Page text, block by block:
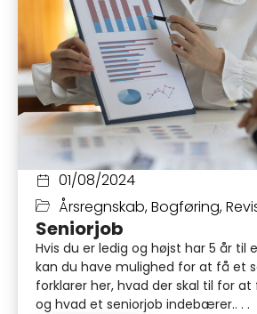
01/08/2024
Årsregnskab,Bogføring,
Seniorjob
Hvis du er ledig og højst har 5 år til
kan du have mulighed for at få et
forklarer her, hvad der skal til for
og hvad et seniorjob indebærer.. . .